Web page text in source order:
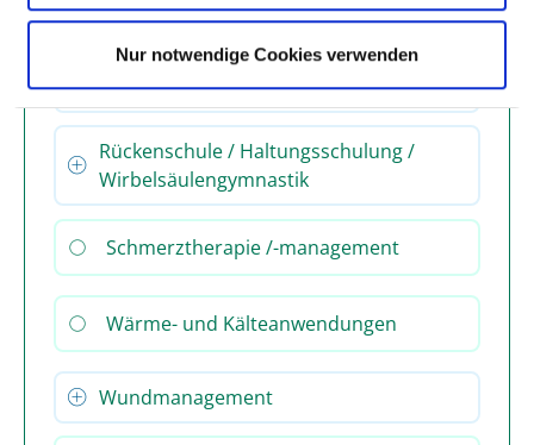
Nur notwendige Cookies verwenden
Physiotherapie / Krankengymnastik als
Einzel- und/oder Gruppentherapie
Rückenschule / Haltungsschulung /
Wirbelsäulengymnastik
Schmerztherapie /-management
Wärme- und Kälteanwendungen
Wundmanagement